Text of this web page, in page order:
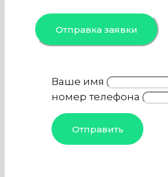
Отправка заявки
Ваше имя
номер телефона